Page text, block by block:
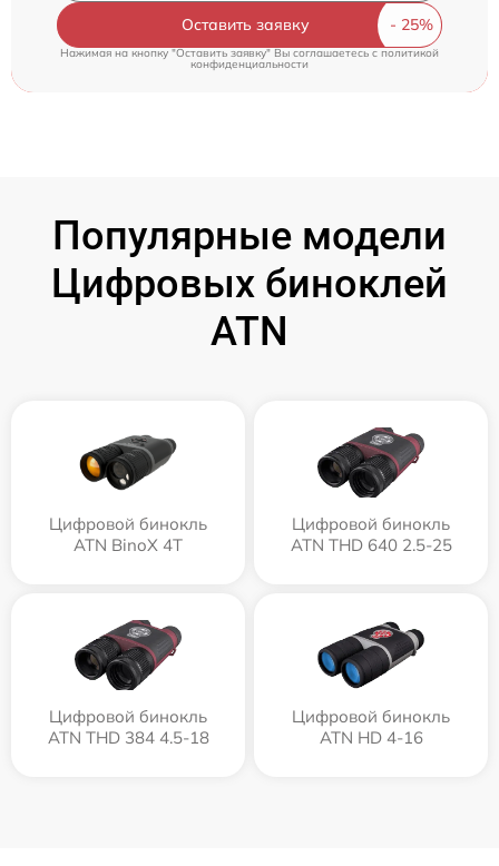
Оставить заявку
Нажимая на кнопку "Оставить заявку" Вы соглашаетесь cполитикой
конфиденциальности
Популярные модели
Цифровых биноклей
ATN
Цифровой бинокль
ATN BinoX 4T
Цифровой бинокль
ATN THD 640 2.5-25
Цифровой бинокль
ATN THD 384 4.5-18
Цифровой бинокль
ATN HD 4-16